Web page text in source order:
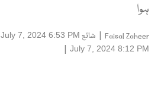
ہوا
Faisal Zaheer
| شائع July 7, 2024 6:53 PM
July 7, 2024 8:12 PM
|